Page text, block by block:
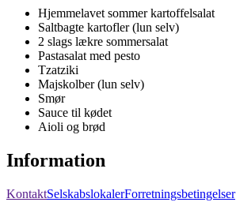
Hjemmelavet sommer kartoffelsalat
Saltbagte kartofler (lun selv)
2 slags lækre sommersalat
Pastasalat med pesto
Tzatziki
Majskolber (lun selv)
Smør
Sauce til kødet
Aioli og brød
Information
KontaktSelskabslokalerForretningsbetingelser